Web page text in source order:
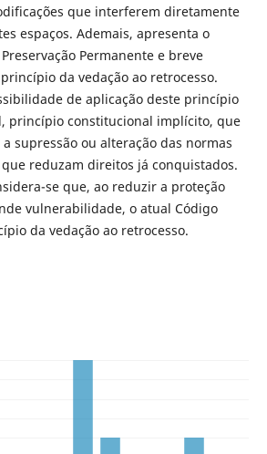
que interferem diretamente
espaços. Ademais, apresenta o
Permanente e breve
da vedação ao retrocesso.
de aplicação deste princípio
princípio constitucional implícito, que
supressão ou alteração das normas
reduzam direitos já conquistados.
se que, ao reduzir a proteção
vulnerabilidade, o atual Código
da vedação ao retrocesso.